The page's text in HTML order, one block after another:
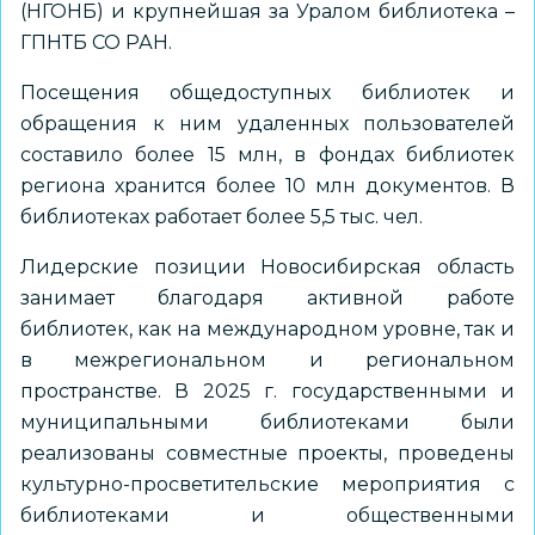
(НГОНБ) и крупнейшая за Уралом библиотека –
ГПНТБ СО РАН.
Посещения общедоступных библиотек и
обращения к ним удаленных пользователей
составило более 15 млн, в фондах библиотек
региона хранится более 10 млн документов. В
библиотеках работает более 5,5 тыс. чел.
Лидерские позиции Новосибирская область
занимает благодаря активной работе
библиотек, как на международном уровне, так и
в межрегиональном и региональном
пространстве. В 2025 г. государственными и
муниципальными библиотеками были
реализованы совместные проекты, проведены
культурно-просветительские мероприятия с
библиотеками и общественными